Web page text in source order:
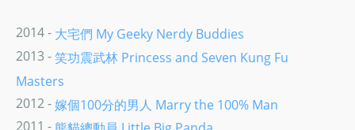
2014 - 大宅們 My Geeky Nerdy Buddies
2013 -笑功震武林 Princess and Seven Kung Fu
Masters
2012 -嫁個100分的男人 Marry the 100% Man
2011 -